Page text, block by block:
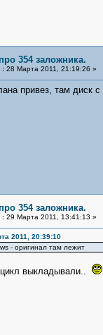
354 заложника.
:28 Марта 2011, 21:19:26 »
привез, там диск
354 заложника.
:29 Марта 2011, 13:41:13 »
2011, 20:39:10
- оригинал там лежит
выкладывали..